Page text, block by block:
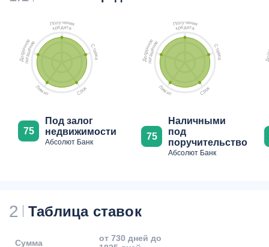
Получения
кредита
С
т
а
в
к
а
Сро
к
Лимит
Д
о
с
р
о
ч
но
е
п
о
г
а
ш
е
ни
е
75
Под залог
недвижимости
Абсолют Банк
Получения
кредита
С
т
а
в
к
а
Сро
к
Лимит
Д
о
с
р
о
ч
но
е
п
о
г
а
ш
е
ни
е
75
Наличными
под
поручительство
Абсолют Банк
2 Таблица ставок
Сумма
от 730 дней до